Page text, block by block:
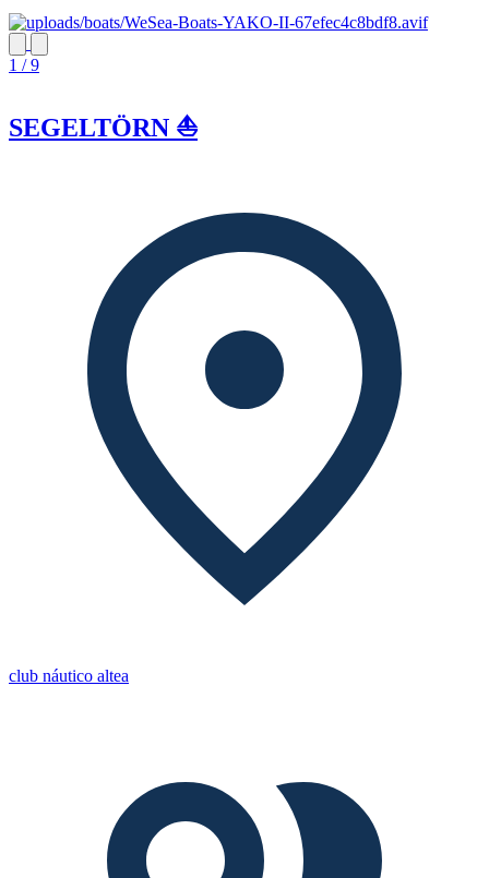
1 / 9
SEGELTÖRN ⛵️
club náutico altea